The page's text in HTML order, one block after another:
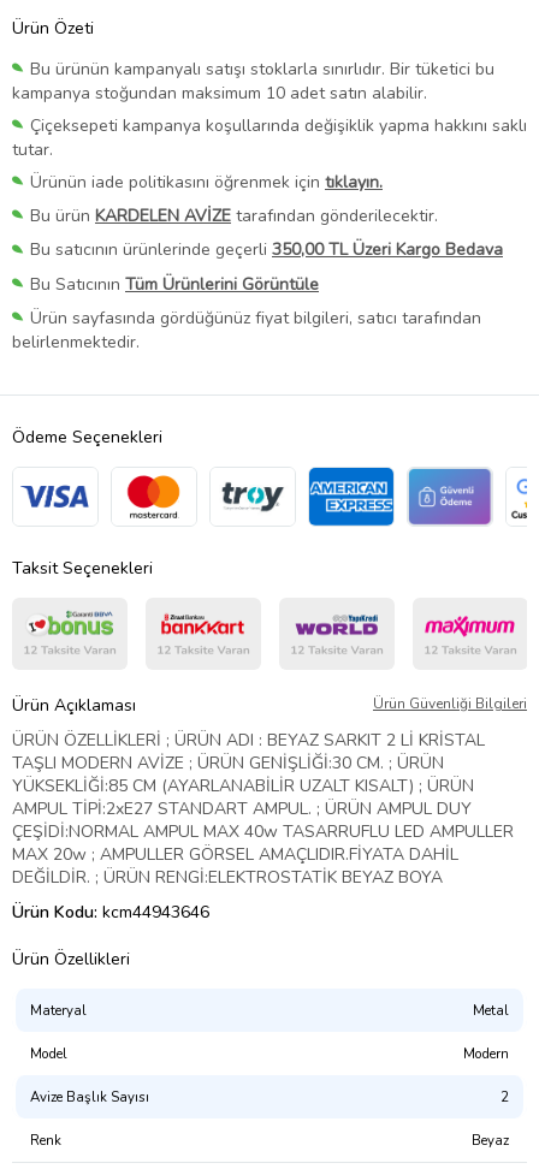
Ürün Özeti
Bu ürünün kampanyalı satışı stoklarla sınırlıdır. Bir tüketici bu
kampanya stoğundan maksimum 10 adet satın alabilir.
Çiçeksepeti kampanya koşullarında değişiklik yapma hakkını saklı
tutar.
Ürünün iade politikasını öğrenmek için tıklayın.
Bu ürün KARDELEN AVİZE tarafından gönderilecektir.
Bu satıcının ürünlerinde geçerli 350,00 TL Üzeri Kargo Bedava
Bu Satıcının Tüm Ürünlerini Görüntüle
Ürün sayfasında gördüğünüz fiyat bilgileri, satıcı tarafından
belirlenmektedir.
Ödeme Seçenekleri
Taksit Seçenekleri
Ürün Açıklaması Ürün Güvenliği Bilgileri
ÜRÜN ÖZELLİKLERİ ; ÜRÜN ADI : BEYAZ SARKIT 2 Lİ KRİSTAL
TAŞLI MODERN AVİZE ; ÜRÜN GENİŞLİĞİ:30 CM. ; ÜRÜN
YÜKSEKLİĞİ:85 CM (AYARLANABİLİR UZALT KISALT) ; ÜRÜN
AMPUL TİPİ:2xE27 STANDART AMPUL. ; ÜRÜN AMPUL DUY
ÇEŞİDİ:NORMAL AMPUL MAX 40w TASARRUFLU LED AMPULLER
MAX 20w ; AMPULLER GÖRSEL AMAÇLIDIR.FİYATA DAHİL
DEĞİLDİR. ; ÜRÜN RENGİ:ELEKTROSTATİK BEYAZ BOYA
Ürün Kodu: kcm44943646
Ürün Özellikleri
Materyal Metal
Model Modern
Avize Başlık Sayısı 2
Renk Beyaz